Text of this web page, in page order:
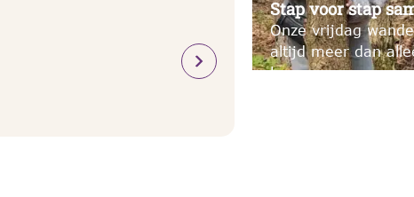
Stap voor stap
Onze vrijdag
altijd meer dan
keer sa…